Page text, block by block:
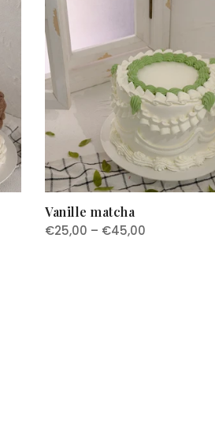
Vanille matcha
€25,00 – €45,00